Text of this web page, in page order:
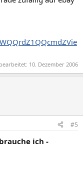
10. Dezember 2006
#5
ich -